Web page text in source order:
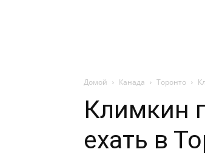
Домой Канада Торонто
Климкин
ехать в